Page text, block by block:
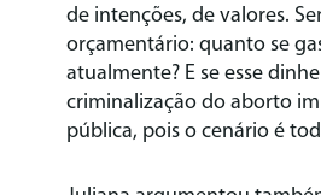
de intenções, de valores.
orçamentário: quanto se
atualmente? E se esse
criminalização do aborto
pública, pois o cenário é